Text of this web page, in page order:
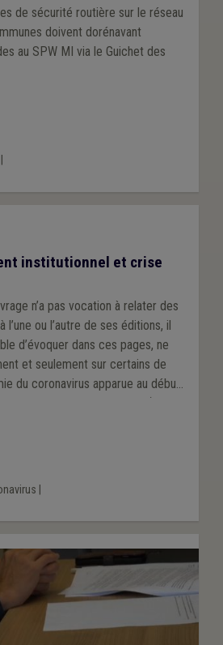
de sécurité routière sur le réseau
doivent dorénavant
au SPW MI via le Guichet des
institutionnel et crise
n’a pas vocation à relater des
ou l’autre de ses éditions, il
d’évoquer dans ces pages, ne
et seulement sur certains de
du coronavirus apparue au début
de ses conséquences (pas
dramatiques) sur le
locaux.